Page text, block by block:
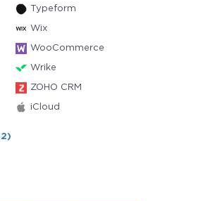
Typeform
Wix
WooCommerce
Wrike
ZOHO CRM
iCloud